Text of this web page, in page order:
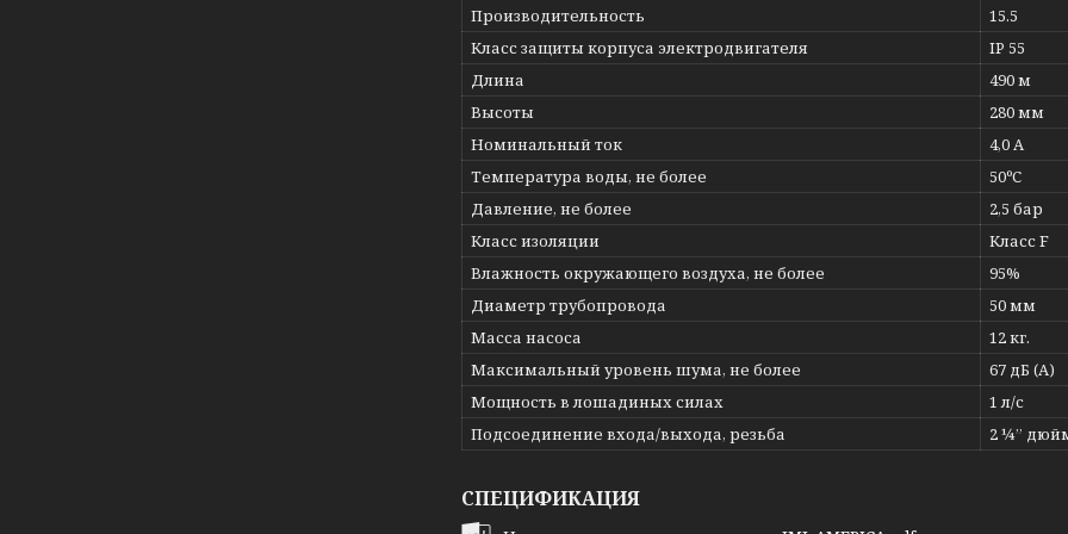
Производительность
15.5
Класс защиты корпуса электродвигателя
IP 55
Длина
490 м
Высоты
280 мм
Номинальный ток
4,0 А
Температура воды, не более
50ºС
Давление, не более
2,5 бар
Класс изоляции
Класс F
Влажность окружающего воздуха, не более
95%
Диаметр трубопровода
50 мм
Масса насоса
12 кг.
Максимальный уровень шума, не более
67 дБ (А)
Мощность в лошадиных силах
1 л/с
Подсоединение входа/выхода, резьба
2 ¼”
СПЕЦИФИКАЦИЯ